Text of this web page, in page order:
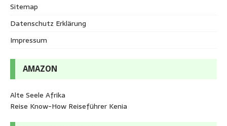
Sitemap
Datenschutz Erklärung
Impressum
AMAZON
Alte Seele Afrika
Reise Know-How Reiseführer Kenia